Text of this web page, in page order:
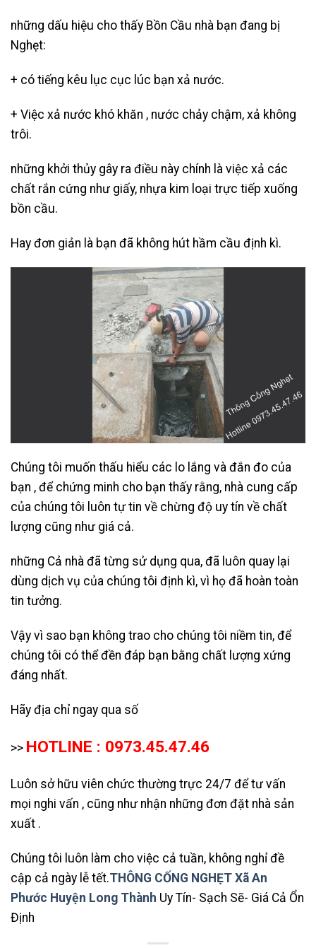
những dấu hiệu cho thấy Bồn Cầu nhà bạn đang bị
Nghẹt:
+ có tiếng kêu lục cục lúc bạn xả nước.
+ Việc xả nước khó khăn , nước chảy chậm, xả không
trôi.
những khởi thủy gây ra điều này chính là việc xả các
chất rắn cứng như giấy, nhựa kim loại trực tiếp xuống
bồn cầu.
Hay đơn giản là bạn đã không hút hầm cầu định kì.
Chúng tôi muốn thấu hiểu các lo lắng và đắn đo của
bạn , để chứng minh cho bạn thấy rằng, nhà cung cấp
của chúng tôi luôn tự tin về chừng độ uy tín về chất
lượng cũng như giá cả.
những Cả nhà đã từng sử dụng qua, đã luôn quay lại
dùng dịch vụ của chúng tôi định kì, vì họ đã hoàn toàn
tin tưởng.
Vậy vì sao bạn không trao cho chúng tôi niềm tin, để
chúng tôi có thể đền đáp bạn bằng chất lượng xứng
đáng nhất.
Hãy địa chỉ ngay qua số
>> HOTLINE : 0973.45.47.46
Luôn sở hữu viên chức thường trực 24/7 để tư vấn
mọi nghi vấn , cũng như nhận những đơn đặt nhà sản
xuất .
Chúng tôi luôn làm cho việc cả tuần, không nghỉ đề
cập cả ngày lễ tết.THÔNG CỐNG NGHẸT Xã An
Phước Huyện Long Thành Uy Tín- Sạch Sẽ- Giá Cả Ổn
Định